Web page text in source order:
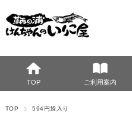
TOP ご利用案内
TOP 594円袋入り